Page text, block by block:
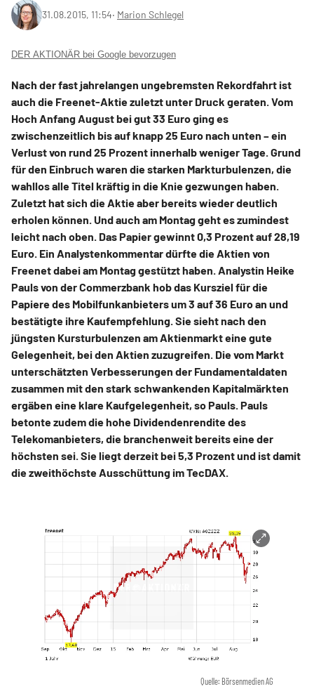
31.08.2015, 11:54‧ Marion Schlegel
DER AKTIONÄR bei Google bevorzugen
Nach der fast jahrelangen ungebremsten Rekordfahrt ist
auch die Freenet-Aktie zuletzt unter Druck geraten. Vom
Hoch Anfang August bei gut 33 Euro ging es
zwischenzeitlich bis auf knapp 25 Euro nach unten – ein
Verlust von rund 25 Prozent innerhalb weniger Tage. Grund
für den Einbruch waren die starken Markturbulenzen, die
wahllos alle Titel kräftig in die Knie gezwungen haben.
Zuletzt hat sich die Aktie aber bereits wieder deutlich
erholen können. Und auch am Montag geht es zumindest
leicht nach oben. Das Papier gewinnt 0,3 Prozent auf 28,19
Euro. Ein Analystenkommentar dürfte die Aktien von
Freenet dabei am Montag gestützt haben. Analystin Heike
Pauls von der Commerzbank hob das Kursziel für die
Papiere des Mobilfunkanbieters um 3 auf 36 Euro an und
bestätigte ihre Kaufempfehlung. Sie sieht nach den
jüngsten Kursturbulenzen am Aktienmarkt eine gute
Gelegenheit, bei den Aktien zuzugreifen. Die vom Markt
unterschätzten Verbesserungen der Fundamentaldaten
zusammen mit den stark schwankenden Kapitalmärkten
ergäben eine klare Kaufgelegenheit, so Pauls. Pauls
betonte zudem die hohe Dividendenrendite des
Telekomanbieters, die branchenweit bereits eine der
höchsten sei. Sie liegt derzeit bei 5,3 Prozent und ist damit
die zweithöchste Ausschüttung im TecDAX.
Quelle: Börsenmedien AG